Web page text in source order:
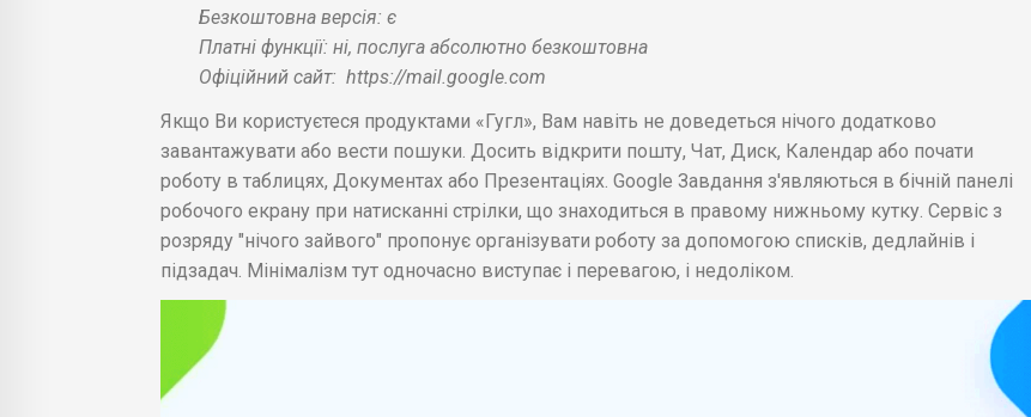
Безкоштовна версія: є
Платні функції: ні, послуга абсолютно безкоштовна
Офіційний сайт: https://mail.google.com
Якщо Ви користуєтеся продуктами «Гугл», Вам навіть не доведеться нічого додатково
завантажувати або вести пошуки. Досить відкрити пошту, Чат, Диск, Календар або почати
роботу в таблицях, Документах або Презентаціях. Google Завдання з'являються в бічній панелі
робочого екрану при натисканні стрілки, що знаходиться в правому нижньому кутку. Сервіс з
розряду "нічого зайвого" пропонує організувати роботу за допомогою списків, дедлайнів і
підзадач. Мінімалізм тут одночасно виступає і перевагою, і недоліком.